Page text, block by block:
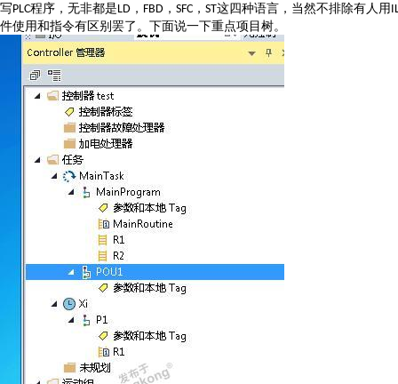
写PLC程序，无非都是 LD ， FBD ， SFC ， ST这四种语言，当然不排除有人用
件使用和指令有区别罢了。下面说一下重点项目树。